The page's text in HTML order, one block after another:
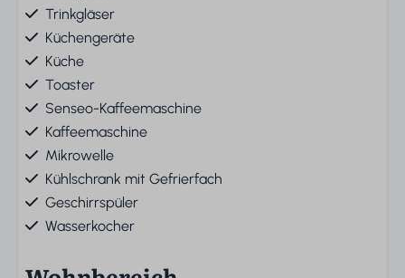
Trinkgläser
Küchengeräte
Küche
Toaster
Senseo-Kaffeemaschine
Kaffeemaschine
Mikrowelle
Kühlschrank mit Gefrierfach
Geschirrspüler
Wasserkocher